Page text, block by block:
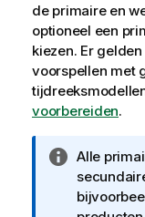
de primaire en
optioneel een
kiezen. Er
voorspellen met
voorbereiden.
I
n
f
Alle